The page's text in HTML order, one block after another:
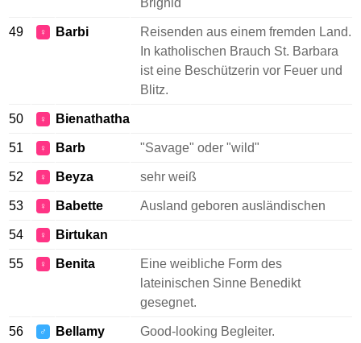
Brighid
49 ♀ Barbi
Reisenden aus einem fremden Land.
In katholischen Brauch St. Barbara
ist eine Beschützerin vor Feuer und
Blitz.
50 ♀ Bienathatha
51 ♀ Barb "Savage" oder "wild"
52 ♀ Beyza sehr weiß
53 ♀ Babette Ausland geboren ausländischen
54 ♀ Birtukan
55 ♀ Benita
Eine weibliche Form des
lateinischen Sinne Benedikt
gesegnet.
56 ♂ Bellamy Good-looking Begleiter.